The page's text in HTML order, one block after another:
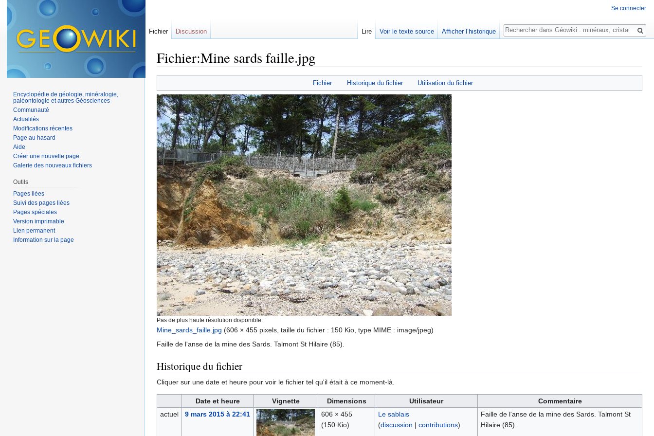
Fichier:Mine sards faille.jpg
Fichier Historique du fichier Utilisation du fichier
Pas de plus haute résolution disponible.
Mine_sards_faille.jpg (606 × 455 pixels, taille du fichier : 150 Kio, type MIME : image/jpeg)
Faille de l'anse de la mine des Sards. Talmont St Hilaire (85).
Historique du fichier
Cliquer sur une date et heure pour voir le fichier tel qu'il était à ce moment-là.
Date et heure Vignette Dimensions Utilisateur
Commentaire
actuel
9 mars 2015 à 22:41
606 × 455
(150 Kio)
Le sablais
(discussion | contributions)
Faille de l'anse de la mine des Sards. Talmont St
Hilaire (85).
Se connecter
Fichier Discussion Lire Voir le texte source Afficher l’historique
Rechercher
Encyclopédie de géologie, minéralogie,
paléontologie et autres Géosciences
Communauté
Actualités
Modifications récentes
Page au hasard
Aide
Créer une nouvelle page
Galerie des nouveaux fichiers
Outils
Pages liées
Suivi des pages liées
Pages spéciales
Version imprimable
Lien permanent
Information sur la page